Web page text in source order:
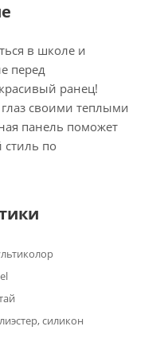
в школе и
перед
ранец!
своими теплыми
панель поможет
стиль по
силикон